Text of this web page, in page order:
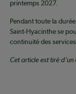
printemps 2027.
Pendant toute la
Saint-Hyacinthe se
continuité des
Cet article est tiré